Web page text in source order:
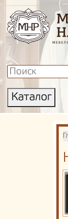
Каталог